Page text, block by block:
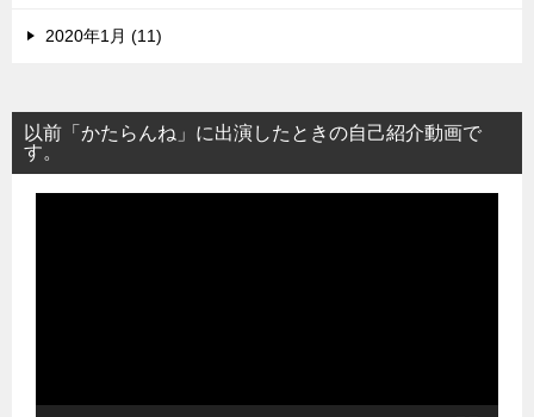
2020年1月 (11)
以前「かたらんね」に出演したときの自己紹介動画で
す。